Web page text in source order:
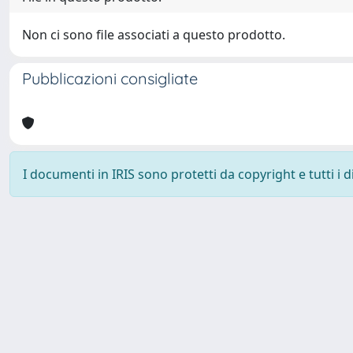
Non ci sono file associati a questo prodotto.
Pubblicazioni consigliate
I documenti in IRIS sono protetti da copyright e tutti i